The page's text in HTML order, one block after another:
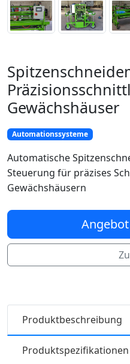
Gewächshäuser
Automationssysteme
Automatische
Steuerung für präzises
Gewächshäusern
Produktbeschreibung
Produktspezifikationen